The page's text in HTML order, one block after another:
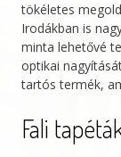
tökéletes
Irodákban is
minta lehetővé
optikai
tartós termék,
Fali